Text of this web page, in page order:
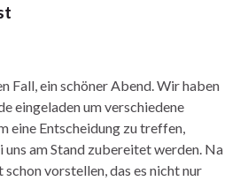
Fall, ein schöner Abend. Wir haben
eingeladen um verschiedene
eine Entscheidung zu treffen,
am Stand zubereitet werden. Na
vorstellen, das es nicht nur